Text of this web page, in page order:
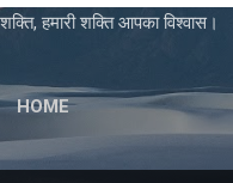
हमारी शक्ति आपका विश्वास।
HOME